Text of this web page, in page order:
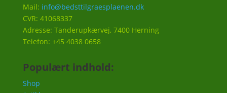
Mail: info@bedsttilgraesplaenen.dk
CVR: 41068337
Adresse: Tanderupkærvej, 7400 Herning
Telefon: +45 4038 0658
Populært indhold:
Shop